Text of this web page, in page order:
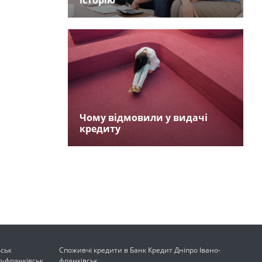
Чому відмовили у видачі
кредиту
Споживчі кредити в Банк Кредит Дніпро Івано-